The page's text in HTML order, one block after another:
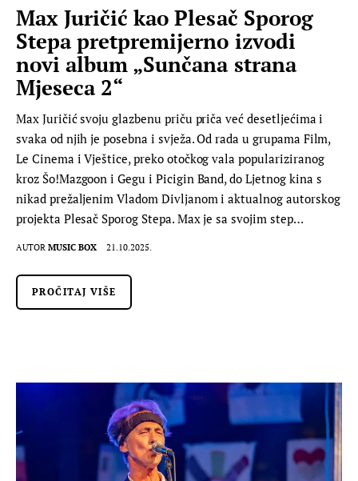
Max Juričić kao Plesač Sporog
Stepa pretpremijerno izvodi
novi album „Sunčana strana
Mjeseca 2“
Max Juričić svoju glazbenu priču priča već desetljećima i
svaka od njih je posebna i svježa. Od rada u grupama Film,
Le Cinema i Vještice, preko otočkog vala populariziranog
kroz Šo!Mazgoon i Gegu i Picigin Band, do Ljetnog kina s
nikad prežaljenim Vladom Divljanom i aktualnog autorskog
projekta Plesač Sporog Stepa. Max je sa svojim step…
AUTOR MUSIC BOX 21.10.2025.
PROČITAJ VIŠE